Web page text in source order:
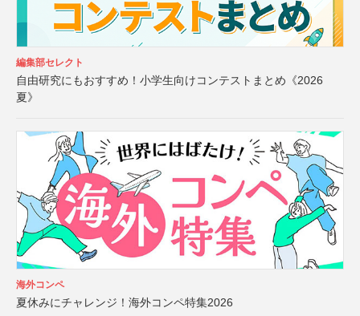
編集部セレクト
自由研究にもおすすめ！小学生向けコンテストまとめ《2026
夏》
海外コンペ
夏休みにチャレンジ！海外コンペ特集2026